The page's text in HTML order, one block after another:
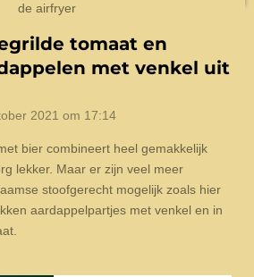
de airfryer
tomaat en
met venkel uit
2021 om 17:14
bier combineert heel gemakkelijk
lekker. Maar er zijn veel meer
stoofgerecht mogelijk zoals hier
aardappelpartjes met venkel en in